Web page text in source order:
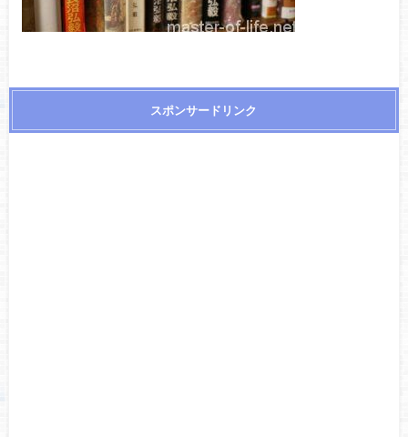
スポンサードリンク